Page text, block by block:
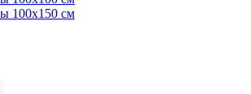
100х150 см